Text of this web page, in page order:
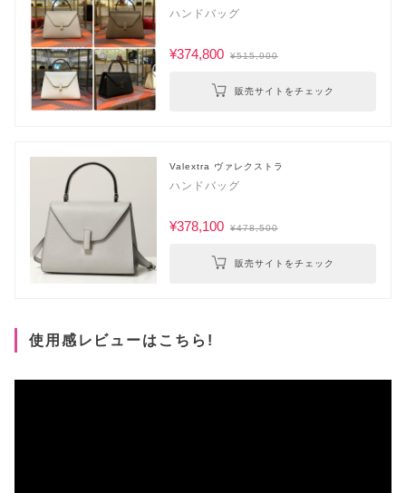
ハンドバッグ
¥374,800 ¥515,900
販売サイトをチェック
Valextra ヴァレクストラ
ハンドバッグ
¥378,100 ¥478,500
販売サイトをチェック
使用感レビューはこちら!